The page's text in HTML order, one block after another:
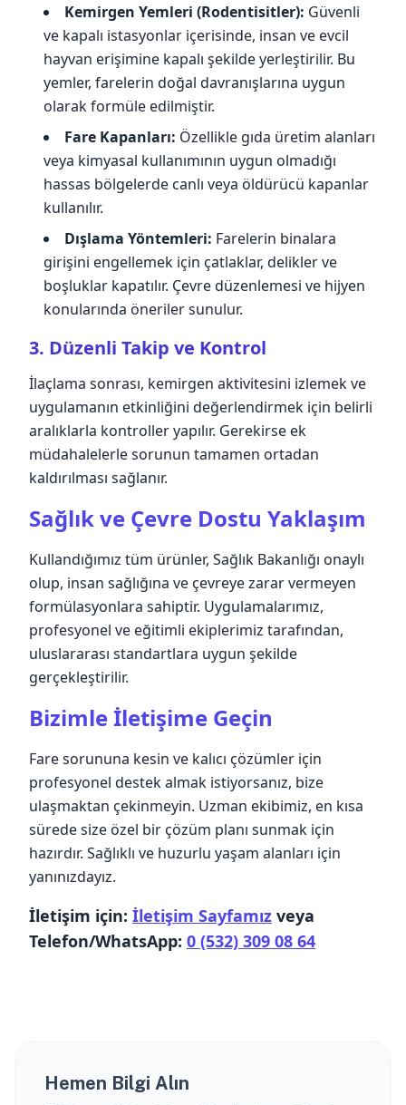
Kemirgen Yemleri (Rodentisitler): Güvenli
ve kapalı istasyonlar içerisinde, insan ve evcil
hayvan erişimine kapalı şekilde yerleştirilir. Bu
yemler, farelerin doğal davranışlarına uygun
olarak formüle edilmiştir.
Fare Kapanları: Özellikle gıda üretim alanları
veya kimyasal kullanımının uygun olmadığı
hassas bölgelerde canlı veya öldürücü kapanlar
kullanılır.
Dışlama Yöntemleri: Farelerin binalara
girişini engellemek için çatlaklar, delikler ve
boşluklar kapatılır. Çevre düzenlemesi ve hijyen
konularında öneriler sunulur.
3. Düzenli Takip ve Kontrol
İlaçlama sonrası, kemirgen aktivitesini izlemek ve
uygulamanın etkinliğini değerlendirmek için belirli
aralıklarla kontroller yapılır. Gerekirse ek
müdahalelerle sorunun tamamen ortadan
kaldırılması sağlanır.
Sağlık ve Çevre Dostu Yaklaşım
Kullandığımız tüm ürünler, Sağlık Bakanlığı onaylı
olup, insan sağlığına ve çevreye zarar vermeyen
formülasyonlara sahiptir. Uygulamalarımız,
profesyonel ve eğitimli ekiplerimiz tarafından,
uluslararası standartlara uygun şekilde
gerçekleştirilir.
Bizimle İletişime Geçin
Fare sorununa kesin ve kalıcı çözümler için
profesyonel destek almak istiyorsanız, bize
ulaşmaktan çekinmeyin. Uzman ekibimiz, en kısa
sürede size özel bir çözüm planı sunmak için
hazırdır. Sağlıklı ve huzurlu yaşam alanları için
yanınızdayız.
İletişim için: İletişim Sayfamız veya
Telefon/WhatsApp: 0 (532) 309 08 64
Hemen Bilgi Alın